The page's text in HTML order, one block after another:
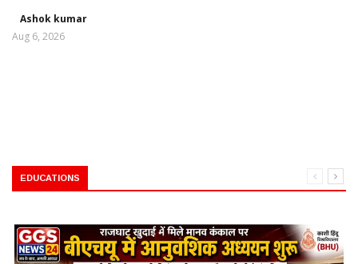
Ashok kumar
Aug 6, 2026
EDUCATIONS